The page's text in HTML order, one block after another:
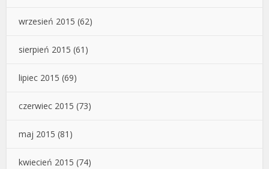
wrzesień 2015 (62)
sierpień 2015 (61)
lipiec 2015 (69)
czerwiec 2015 (73)
maj 2015 (81)
kwiecień 2015 (74)